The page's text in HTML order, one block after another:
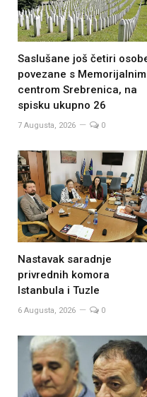
Saslušane još četiri
povezane s Memorijalnim
centrom Srebrenica, na
spisku ukupno 26
7 Augusta, 2026 0
Nastavak saradnje
privrednih komora
Istanbula i Tuzle
6 Augusta, 2026 0